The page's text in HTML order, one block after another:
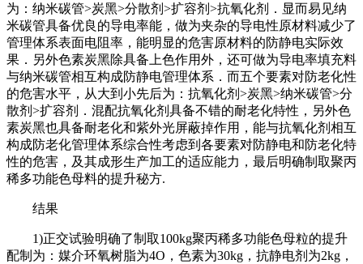
为：纳米碳管>炭黑>分散剂>扩容剂>抗氧化剂．显而易见纳
米碳管具备优良的导电率能，做为夹杂的导电性原材料减少了
管理体系表面电阻率，能明显的危害原材料的防静电实际效
果．另外色素炭黑除具备上色作用外，还可做为导电率填充料
与纳米碳管相互构成防静电管理体系．而五个要素对防老化性
的危害水平，从大到小先后为：抗氧化剂>炭黑>纳米碳管>分
散剂>扩容剂．混配抗氧化剂具备不错的耐老化特性，另外色
素炭黑也具备耐老化和紫外光屏蔽掉作用，能与抗氧化剂相互
构成防老化管理体系综合性考虑到各要素对防静电和防老化特
性的危害，及其成形生产加工的适应能力，最后明确制取聚丙
稀多功能色母料的提升秘方.
结果
1)正交试验明确了制取100kg聚丙稀多功能色母粒的提升
配制为：媒介环氧树脂为4O，色素为30kg，抗静电剂为2kg，